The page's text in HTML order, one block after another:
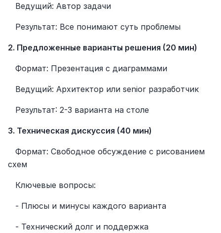
Ведущий: Автор задачи
Результат: Все понимают суть проблемы
2. Предложенные варианты решения (20 мин)
Формат: Презентация с диаграммами
Ведущий: Архитектор или senior разработчик
Результат: 2-3 варианта на столе
3. Техническая дискуссия (40 мин)
Формат: Свободное обсуждение с рисованием
схем
Ключевые вопросы:
- Плюсы и минусы каждого варианта
- Технический долг и поддержка